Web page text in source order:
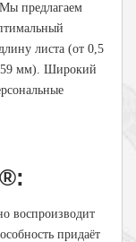
предлагаем
листа (от 0,5
59 мм). Широкий
воспроизводит
придаёт